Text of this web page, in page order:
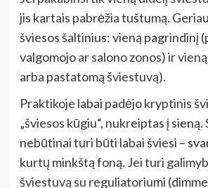
jis kartais pabrėžia tuštumą.
šviesos šaltinius: vieną pagrindinį
valgomojo ar salono zonos) ir
arba pastatomą šviestuvą).
Praktikoje labai padėjo kryptinis
„šviesos kūgiu“, nukreiptas į sieną.
nebūtinai turi būti labai šviesi –
kurtų minkštą foną. Jei turi
šviestuvą su reguliatoriumi